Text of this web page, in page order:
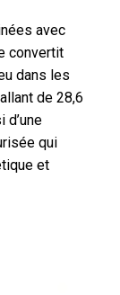
avec
convertit
dans les
de 28,6
d’une
qui
et